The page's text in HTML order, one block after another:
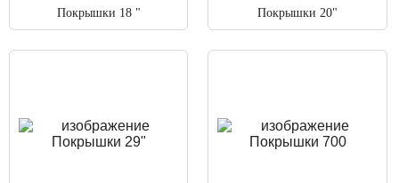
Покрышки 18 " Покрышки 20"